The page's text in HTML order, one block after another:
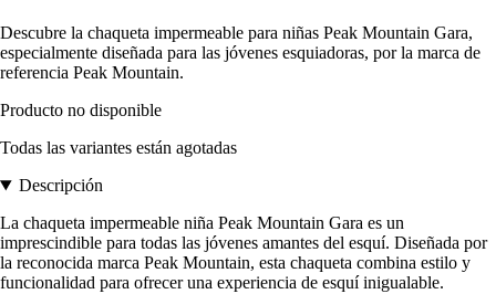
Descubre la chaqueta impermeable para niñas Peak Mountain Gara,
especialmente diseñada para las jóvenes esquiadoras, por la marca de
referencia Peak Mountain.
Producto no disponible
Todas las variantes están agotadas
Descripción
La chaqueta impermeable niña Peak Mountain Gara es un
imprescindible para todas las jóvenes amantes del esquí. Diseñada por
la reconocida marca Peak Mountain, esta chaqueta combina estilo y
funcionalidad para ofrecer una experiencia de esquí inigualable.